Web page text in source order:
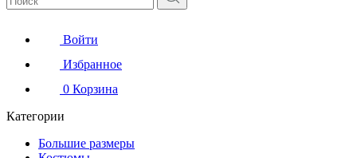
Войти
Избранное
0 Корзина
Категории
Большие размеры